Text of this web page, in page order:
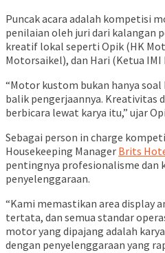
Puncak acara adalah kompetisi
penilaian oleh juri dari kalangan
kreatif lokal seperti Opik (HK
Motorsaikel), dan Hari (Ketua IMI
“Motor kustom bukan hanya
balik pengerjaannya. Kreativitas
berbicara lewat karya itu,” ujar
Sebagai person in charge
Housekeeping Manager Brits
pentingnya profesionalisme dan
penyelenggaraan.
“Kami memastikan area display
tertata, dan semua standar
motor yang dipajang adalah
dengan penyelenggaraan yang